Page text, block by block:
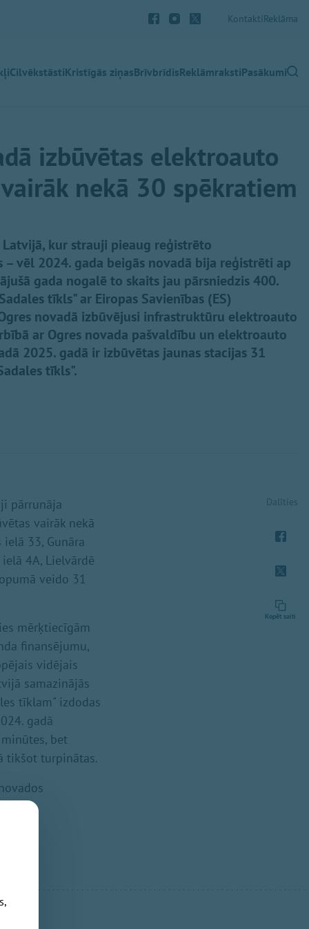
KontaktiReklāma
CilvēkstāstiKristīgās ziņasBrīvbrīdisReklāmrakstiPasākumi
izbūvētas elektroauto
nekā 30 spēkratiem
kur strauji pieaug reģistrēto
vēl 2024. gada beigās novadā bija reģistrēti ap
gada nogalē to skaits jau pārsniedzis 400.
tīkls" ar Eiropas Savienības (ES)
novadā izbūvējusi infrastruktūru elektroauto
ar Ogres novada pašvaldību un elektroauto
2025. gadā ir izbūvētas jaunas stacijas 31
tīkls".
pārrunāja
vairāk nekā
33, Gunāra
4A, Lielvārdē
veido 31
mērķtiecīgām
finansējumu,
vidējais
samazinājās
tīklam" izdodas
gadā
bet
tikšot turpinātas.
Dalīties
Kopēt saiti